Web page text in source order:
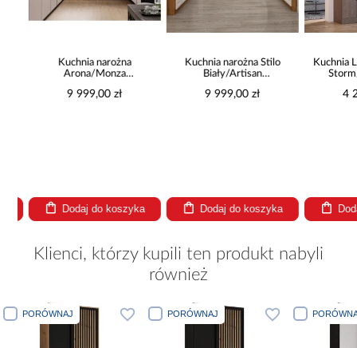
Kuchnia narożna
Arona/Monza
9 999,00 zł
Dodaj do koszyka
Kuchnia narożna Stilo
Biały/Artisan
9 999,00 zł
Dodaj do koszyka
Kuchnia
Storm/
4
Klienci, którzy kupili ten produkt nabyli
również
PORÓWNAJ PORÓWNAJ